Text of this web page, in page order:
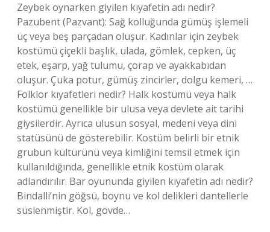
Zeybek oynarken giyilen kıyafetin adı nedir?
Pazubent (Pazvant): Sağ kolluğunda gümüş işlemeli
üç veya beş parçadan oluşur. Kadınlar için zeybek
kostümü çiçekli başlık, ulada, gömlek, cepken, üç
etek, eşarp, yağ tulumu, çorap ve ayakkabıdan
oluşur. Çuka potur, gümüş zincirler, dolgu kemeri, …
Folklor kıyafetleri nedir? Halk kostümü veya halk
kostümü genellikle bir ulusa veya devlete ait tarihi
giysilerdir. Ayrıca ulusun sosyal, medeni veya dini
statüsünü de gösterebilir. Kostüm belirli bir etnik
grubun kültürünü veya kimliğini temsil etmek için
kullanıldığında, genellikle etnik kostüm olarak
adlandırılır. Bar oyununda giyilen kıyafetin adı nedir?
Bindalli’nin göğsü, boynu ve kol delikleri dantellerle
süslenmiştir. Kol, gövde…